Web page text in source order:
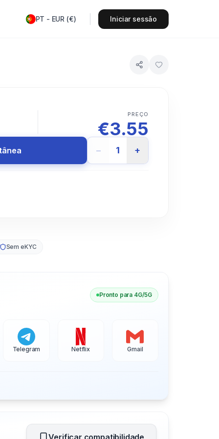
PT - EUR (€) Iniciar sessão
PREÇO
€3.55
− 1 +
Sem eKYC
Pronto para 4G/5G
Telegram Netflix Gmail